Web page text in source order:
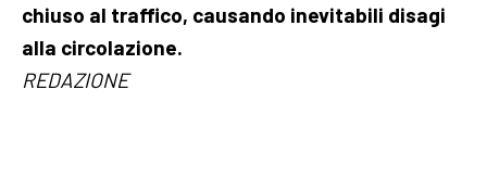
chiuso al traffico, causando inevitabili disagi
alla circolazione.
REDAZIONE